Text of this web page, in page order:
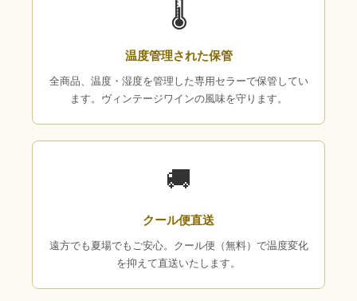
🌡
温度管理された保管
全商品、温度・湿度を管理した専用セラーで保管してい
ます。ヴィンテージワインの風味を守ります。
🚚
クール便直送
遠方でも夏場でもご安心。クール便（無料）で温度変化
を抑えて直送いたします。